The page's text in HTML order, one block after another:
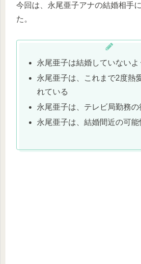
今回は、永尾亜子アナの結婚相手
た。
永尾亜子は結婚していないよ
永尾亜子は、これまで2度熱
れている
永尾亜子は、テレビ局勤務の
永尾亜子は、結婚間近の可能